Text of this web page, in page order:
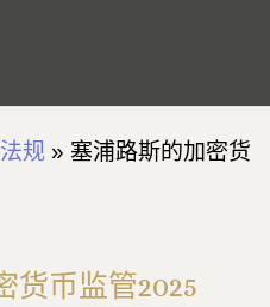
规 » 塞浦路斯的加密货
货币监管2025